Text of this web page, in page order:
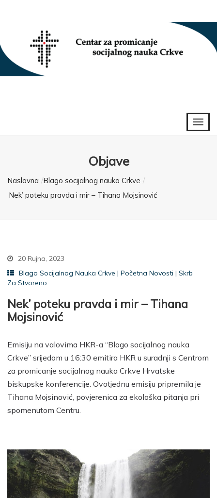
Objave
Naslovna Blago socijalnog nauka Crkve
Nek’ poteku pravda i mir – Tihana Mojsinović
20 Rujna, 2023
Blago Socijalnog Nauka Crkve | Početna Novosti | Skrb
Za Stvoreno
Nek’ poteku pravda i mir – Tihana
Mojsinović
Emisiju na valovima HKR-a “Blago socijalnog nauka
Crkve” srijedom u 16:30 emitira HKR u suradnji s Centrom
za promicanje socijalnog nauka Crkve Hrvatske
biskupske konferencije. Ovotjednu emisiju pripremila je
Tihana Mojsinović, povjerenica za ekološka pitanja pri
spomenutom Centru.